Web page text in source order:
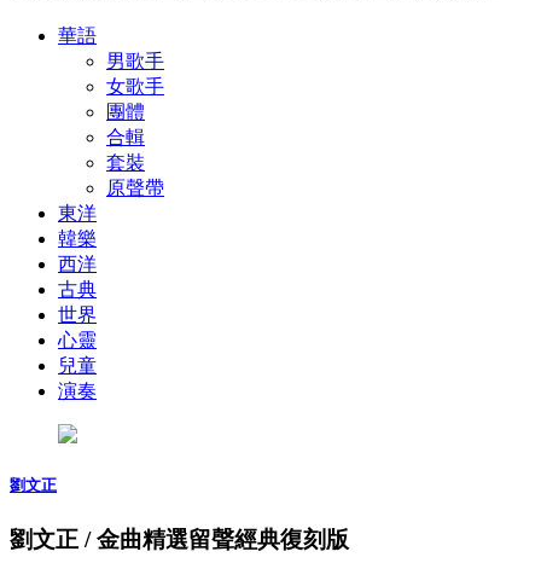
華語
男歌手
女歌手
團體
合輯
套裝
原聲帶
東洋
韓樂
西洋
古典
世界
心靈
兒童
演奏
劉文正
劉文正 / 金曲精選留聲經典復刻版